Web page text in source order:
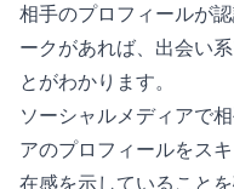
相手のプロフィールが
ークがあれば、出会い
とがわかります。
ソーシャルメディアで
アのプロフィールをス